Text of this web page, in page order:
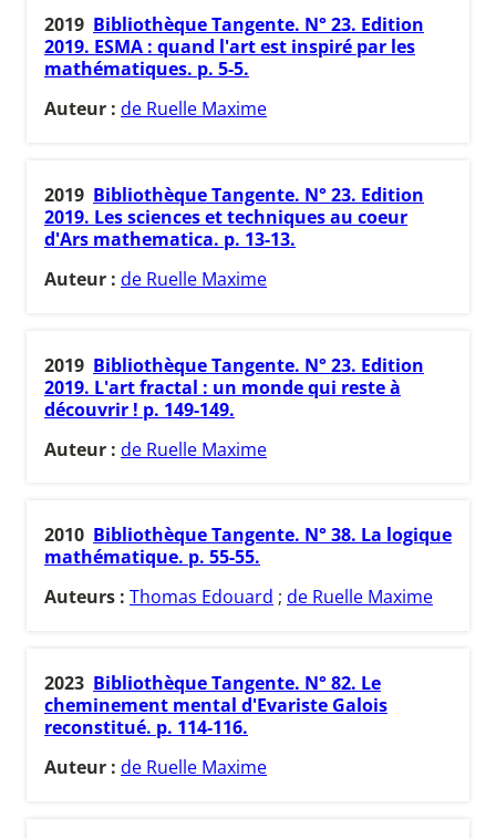
2019 Bibliothèque Tangente. N° 23. Edition
2019. ESMA : quand l'art est inspiré par les
mathématiques. p. 5-5.
Auteur : de Ruelle Maxime
2019 Bibliothèque Tangente. N° 23. Edition
2019. Les sciences et techniques au coeur
d'Ars mathematica. p. 13-13.
Auteur : de Ruelle Maxime
2019 Bibliothèque Tangente. N° 23. Edition
2019. L'art fractal : un monde qui reste à
découvrir ! p. 149-149.
Auteur : de Ruelle Maxime
2010 Bibliothèque Tangente. N° 38. La logique
mathématique. p. 55-55.
Auteurs : Thomas Edouard ; de Ruelle Maxime
2023 Bibliothèque Tangente. N° 82. Le
cheminement mental d'Evariste Galois
reconstitué. p. 114-116.
Auteur : de Ruelle Maxime